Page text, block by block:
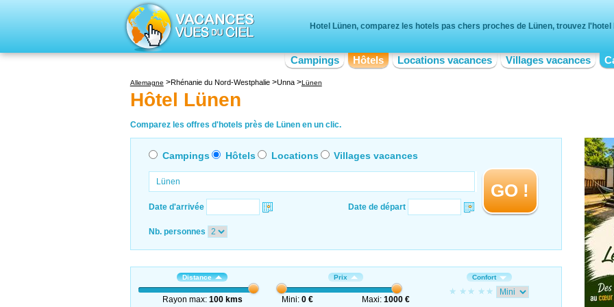
Hotel Lünen, comparez les hotels pas chers proches de Lünen, trouvez
Campings Hôtels Locations vacances Villages vacances
Allemagne Rhénanie du Nord-Westphalie Unna Lünen
Hôtel Lünen
Comparez les offres d'hotels près de Lünen en un clic.
Campings Hôtels Locations Villages vacances
Date d'arrivée Date de départ
GO !
Nb. personnes
Distance
Rayon max: 100 kms
Prix
Mini:0 € Maxi: 1000 €
Confort